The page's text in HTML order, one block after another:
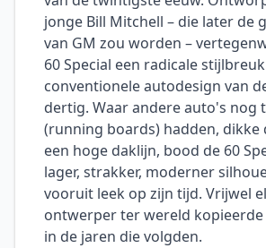
jonge Bill Mitchell – die later de
van GM zou worden –
60 Special een radicale
conventionele autodesign van
dertig. Waar andere auto's nog
(running boards) hadden, dikke
een hoge daklijn, bood de 60
lager, strakker, moderner
vooruit leek op zijn tijd. Vrijwel
ontwerper ter wereld kopieerde
in de jaren die volgden.